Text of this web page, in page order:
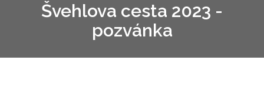
Švehlova cesta 2023 -
pozvánka